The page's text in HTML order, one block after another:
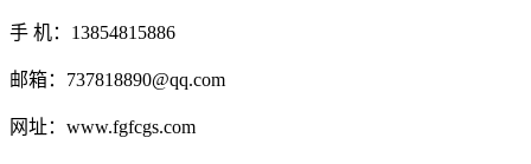
手 机：13854815886
邮箱：737818890@qq.com
网址：www.fgfcgs.com